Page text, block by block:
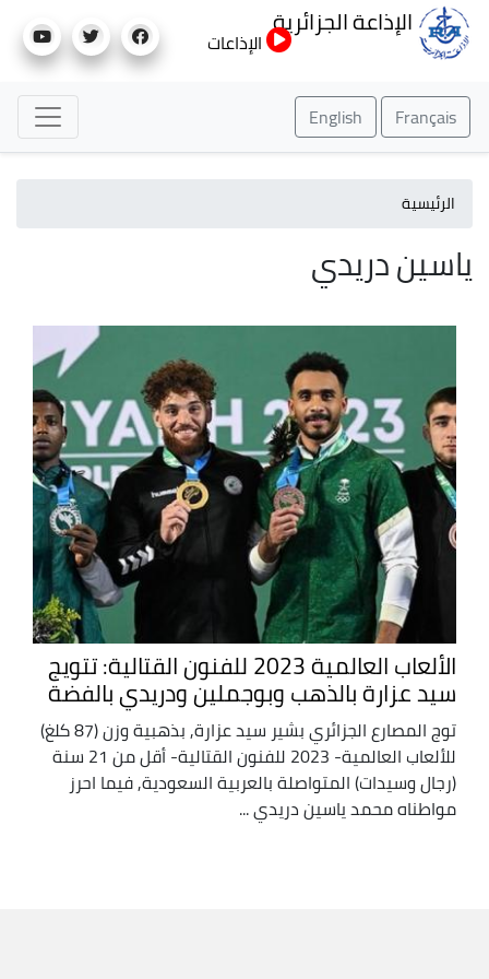
إلى
الإذاعة الجزائرية
الإذاعات
Français
English
الرئيسية
ياسين دريدي
الألعاب العالمية 2023 للفنون القتالية: تتويج
سيد عزارة بالذهب وبوجملين ودريدي بالفضة
توج المصارع الجزائري بشير سيد عزارة, بذهبية وزن (87 كلغ)
للألعاب العالمية- 2023 للفنون القتالية- أقل من 21 سنة
(رجال وسيدات) المتواصلة بالعربية السعودية, فيما احرز
مواطناه محمد ياسين دريدي ...